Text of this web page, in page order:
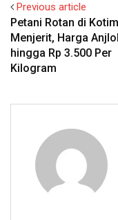
Previous article
Petani Rotan di Kotim
Menjerit, Harga
hingga Rp 3.500 Per
Kilogram